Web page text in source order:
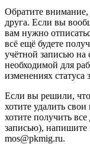
Обратите
друга. Если вы
вам нужно
всё ещё будете
учётной записью на
необходимой для
изменениях статуса
Если вы решили, что
хотите удалить
хотите получить
записью), напишите
mos@pkmig.ru.